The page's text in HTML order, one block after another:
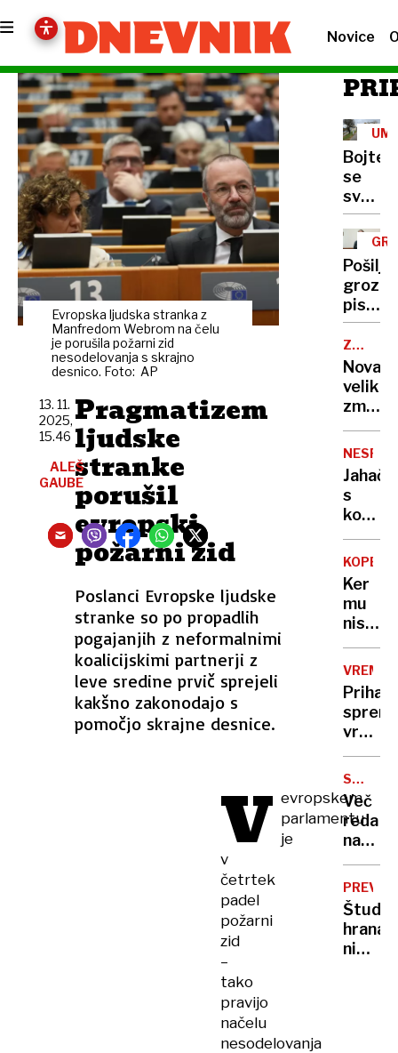
Novice
Evropska ljudska stranka z
Manfredom Webrom na čelu
je porušila požarni zid
nesodelovanja s skrajno
desnico. Foto: AP
Pragmatizem
ljudske
stranke
porušil
evropski
požarni zid
Poslanci Evropske ljudske
stranke so po propadlih
pogajanjih z neformalnimi
koalicijskimi partnerji z
leve sredine prvič sprejeli
kakšno zakonodajo s
pomočjo skrajne desnice.
13. 11.
2025,
15.46
ALEŠ
GAUBE
V evropskem
parlamentu
je
v
četrtek
padel
požarni
zid
–
tako
pravijo
načelu
nesodelovanja
V
Bojte
se
svojih
in
Kakšen
je
tipični
IN
pisem
se je
in
priznal
ZA
VAREN
SPLAV
Nova
velika
zmaga
My
Voice,
My
Choice
v
Jahač
s
konjem
trčil
v
avto,
potem
pa
še
padel
nanj
KOPER
Ker
mu
niso
je v
prišel
s
sekiro
VREME
Prihaja
teden
bo
po
zimi
V
ŠOLAH
Več
reda
na
hrana
ni